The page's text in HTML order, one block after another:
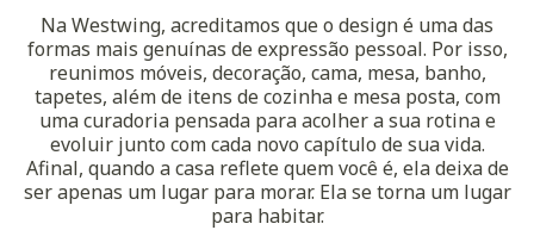
Na Westwing, acreditamos que o design é uma das
formas mais genuínas de expressão pessoal. Por isso,
reunimos móveis, decoração, cama, mesa, banho,
tapetes, além de itens de cozinha e mesa posta, com
uma curadoria pensada para acolher a sua rotina e
evoluir junto com cada novo capítulo de sua vida.
Afinal, quando a casa reflete quem você é, ela deixa de
ser apenas um lugar para morar. Ela se torna um lugar
para habitar.